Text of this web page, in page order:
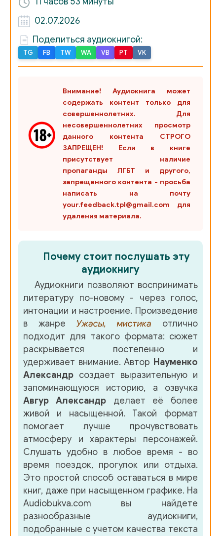
21. Александр Науменко - Крик в пустоту
23. Александр Науменко - Романтика
25. Александр Науменко - Старый телефон
26. Александр Науменко - Хозяин леса
27. Александр Науменко - Хозяйка кладбища
28. Александр Науменко - Цена спасения
29. Александр Науменко - Шумный Макс
30.Александр Науменко – Живой среди мёртвых
32.Александр Науменко - Когда брат вернулся домой
33.Александр Науменко – Комната смеха
34.Александр Науменко – Мёртвая невеста
35.Александр Науменко – Последняя из рода
36.Александр Науменко – Сердце леса
02.07.2026
Поделиться аудиокнигой:
TG FB TW WA VB PT VK
Внимание! Аудиокнига может
содержать контент только для
совершеннолетних. Для
несовершеннолетних просмотр
данного контента СТРОГО
ЗАПРЕЩЕН! Если в книге
присутствует наличие
пропаганды ЛГБТ и другого,
запрещенного контента - просьба
написать на почту
your.feedback.tpl@gmail.com для
удаления материала.
Почему стоит послушать эту
аудиокнигу
Аудиокниги позволяют воспринимать
литературу по-новому - через голос,
интонации и настроение. Произведение
в жанре Ужасы, мистика отлично
подходит для такого формата: сюжет
раскрывается постепенно и
удерживает внимание. Автор Науменко
Александр создает выразительную и
запоминающуюся историю, а озвучка
Авгур Александрделает её более
живой и насыщенной. Такой формат
помогает лучше прочувствовать
атмосферу и характеры персонажей.
Слушать удобно в любое время - во
время поездок, прогулок или отдыха.
Это простой способ оставаться в мире
книг, даже при насыщенном графике. На
Audiobukva.com вы найдете
разнообразные аудиокниги,
подобранные с учетом качества текста